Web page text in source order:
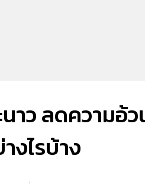
าว ลดความอ้
งไรบ้าง